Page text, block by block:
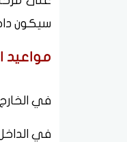
سيكون
مواعيد
في الخارج: 7 و8 نوفمبر
في الداخل: 10 و11 نوفمبر